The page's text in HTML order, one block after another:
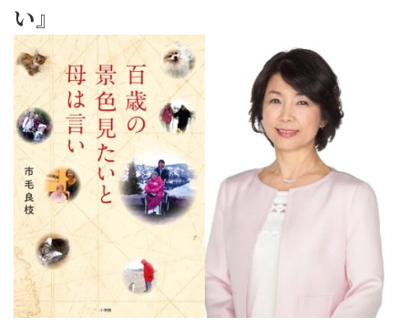
い』